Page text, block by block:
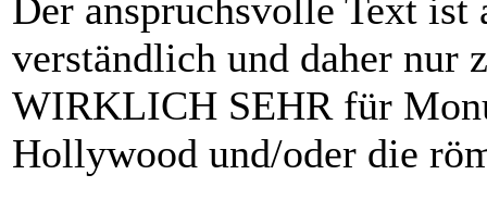
Der anspruchsvolle Text
verständlich und daher nur
WIRKLICH SEHR für
Hollywood und/oder die